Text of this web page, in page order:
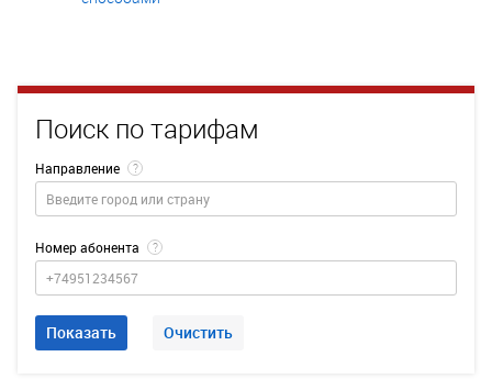
Поиск по тарифам
Направление ?
Номер абонента ?
Показать Очистить